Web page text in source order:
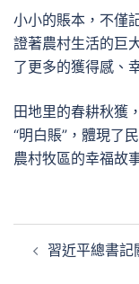
小小的賬本，不僅
證著農村生活的巨
了更多的獲得感、
田地里的春耕秋獲
“明白賬”，體現了
農村牧區的幸福故
章
習近平總書記